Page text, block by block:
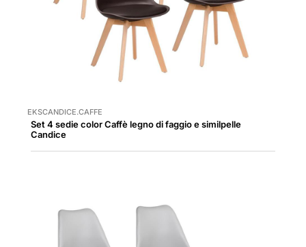
EKSCANDICE.CAFFE
Set 4 sedie color Caffè legno di faggio e similpelle
Candice